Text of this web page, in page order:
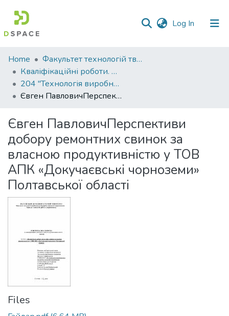
Log In (current)
Communities
&
Collections
Statistics
Home
Факультет технологій тваринництва та продовольства
Кваліфікаційні роботи. Факультет технологій тваринництва та продовольства
204 "Технологія виробництва і переробки продукції тваринництва" - Магістри 2021-2022
Євген ПавловичПерспективи добору ремонтних свинок за власною продуктивністю у ТОВ АПК «Докучаєвські чорноземи» Полтавської області
Євген ПавловичПерспективи
добору ремонтних свинок за
власною продуктивністю у ТОВ
АПК «Докучаєвські чорноземи»
Полтавської області
Files